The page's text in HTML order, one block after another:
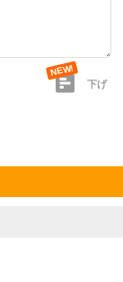
下げ